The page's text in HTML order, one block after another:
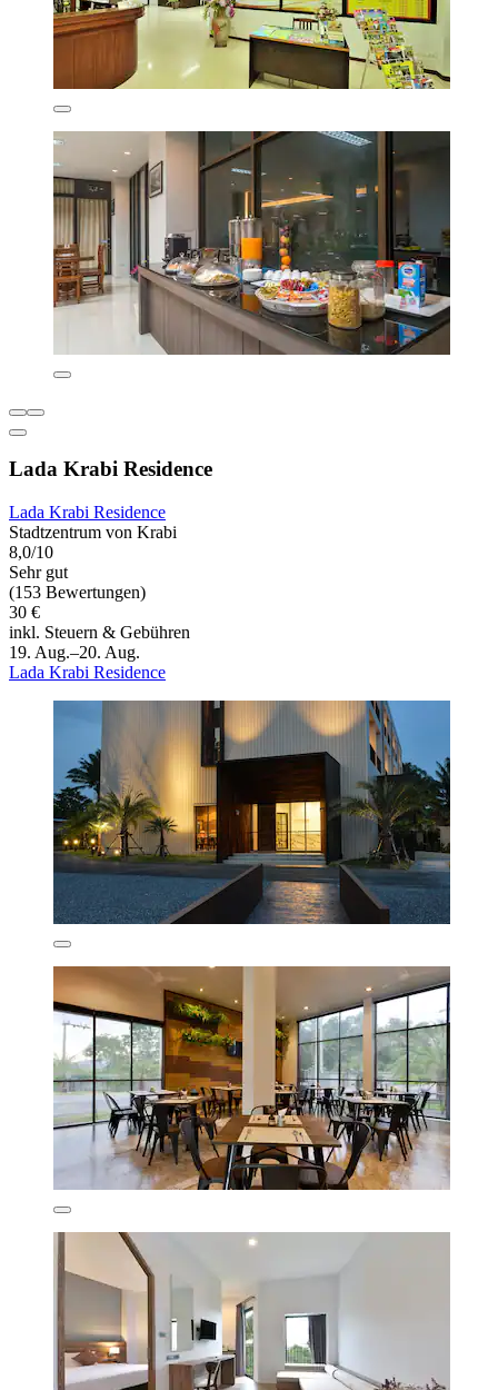
Lada Krabi Residence
Lada Krabi Residence
Stadtzentrum von Krabi
8,0/10
Sehr gut
(153 Bewertungen)
30 €
inkl. Steuern & Gebühren
19. Aug.–20. Aug.
Lada Krabi Residence